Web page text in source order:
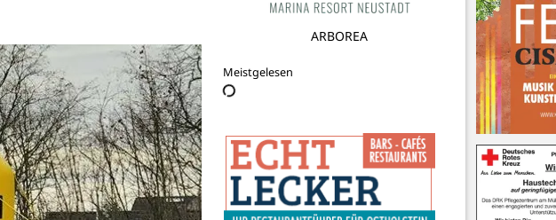
Friedrich-Hiller Schule
Meistgelesen